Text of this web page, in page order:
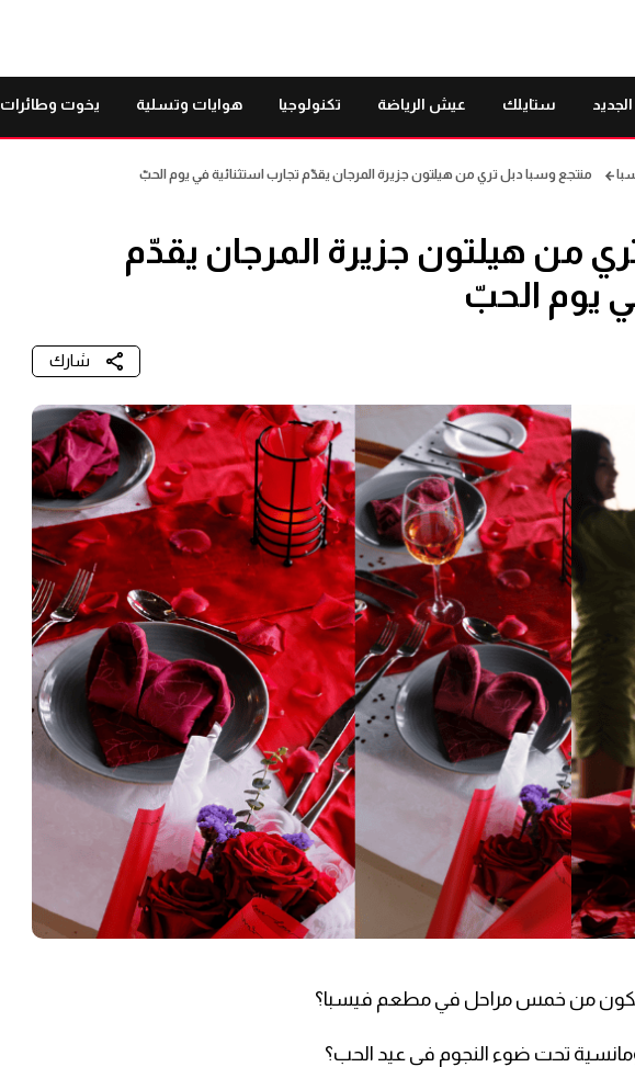
ستايلك عيش الرياضة تكنولوجيا هوايات وتسلية يخوت وطائرات
منتجع وسبا دبل تري من هيلتون جزيرة المرجان يقدّم تجارب استثنائية في يوم الحبّ
من هيلتون جزيرة المرجان يقدّم
يوم الحبّ
شارك
من خمس مراحل في مطعم فيسبا؟
تحت ضوء النجوم في عيد الحب؟